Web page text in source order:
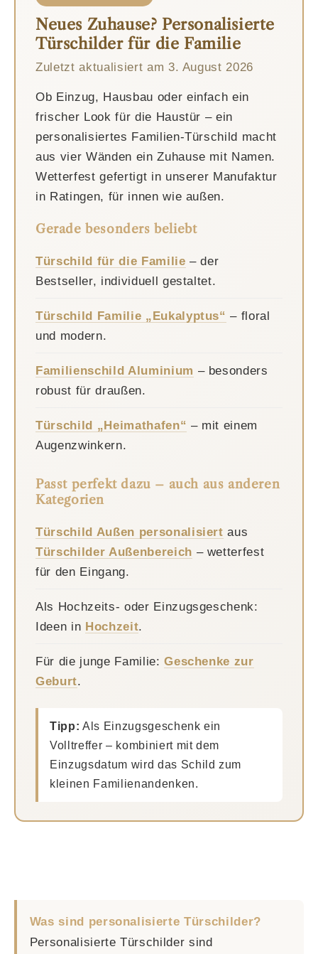
Neues Zuhause? Personalisierte
Türschilder für die Familie
Zuletzt aktualisiert am 3. August 2026
Ob Einzug, Hausbau oder einfach ein
frischer Look für die Haustür – ein
personalisiertes Familien-Türschild macht
aus vier Wänden ein Zuhause mit Namen.
Wetterfest gefertigt in unserer Manufaktur
in Ratingen, für innen wie außen.
Gerade besonders beliebt
Türschild für die Familie – der
Bestseller, individuell gestaltet.
Türschild Familie „Eukalyptus“ – floral
und modern.
Familienschild Aluminium – besonders
robust für draußen.
Türschild „Heimathafen“ – mit einem
Augenzwinkern.
Passt perfekt dazu – auch aus anderen
Kategorien
Türschild Außen personalisiert aus
Türschilder Außenbereich – wetterfest
für den Eingang.
Als Hochzeits- oder Einzugsgeschenk:
Ideen in Hochzeit.
Für die junge Familie:Geschenke zur
Geburt.
Tipp: Als Einzugsgeschenk ein
Volltreffer – kombiniert mit dem
Einzugsdatum wird das Schild zum
kleinen Familienandenken.
Was sind personalisierte Türschilder?
Personalisierte Türschilder sind